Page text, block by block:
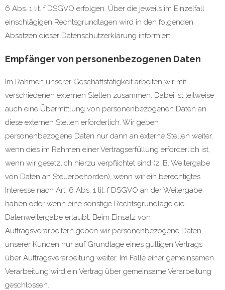
6 Abs. 1 lit. f DSGVO erfolgen. Über die jeweils im Einzelfall
einschlägigen Rechtsgrundlagen wird in den folgenden
Absätzen dieser Datenschutzerklärung informiert.
Empfänger von personenbezogenen Daten
Im Rahmen unserer Geschäftstätigkeit arbeiten wir mit
verschiedenen externen Stellen zusammen. Dabei ist teilweise
auch eine Übermittlung von personenbezogenen Daten an
diese externen Stellen erforderlich. Wir geben
personenbezogene Daten nur dann an externe Stellen weiter,
wenn dies im Rahmen einer Vertragserfüllung erforderlich ist,
wenn wir gesetzlich hierzu verpflichtet sind (z. B. Weitergabe
von Daten an Steuerbehörden), wenn wir ein berechtigtes
Interesse nach Art. 6 Abs. 1 lit. f DSGVO an der Weitergabe
haben oder wenn eine sonstige Rechtsgrundlage die
Datenweitergabe erlaubt. Beim Einsatz von
Auftragsverarbeitern geben wir personenbezogene Daten
unserer Kunden nur auf Grundlage eines gültigen Vertrags
über Auftragsverarbeitung weiter. Im Falle einer gemeinsamen
Verarbeitung wird ein Vertrag über gemeinsame Verarbeitung
geschlossen.